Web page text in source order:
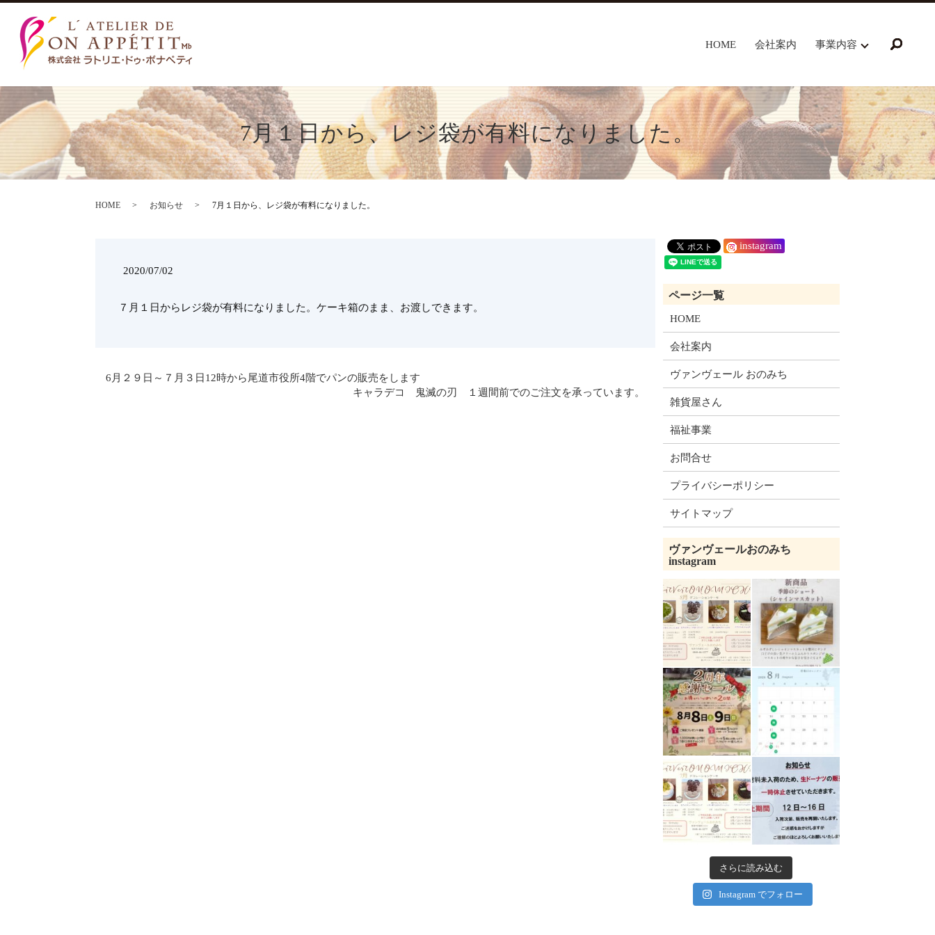
HOME 会社案内 事業内容
7月１日から、レジ袋が有料になりました。
HOME お知らせ 7月１日から、レジ袋が有料になりました。
2020/07/02
７月１日からレジ袋が有料になりました。ケーキ箱のまま、お渡しできます。
6月２９日～７月３日12時から尾道市役所4階でパンの販売をします
キャラデコ 鬼滅の刃 １週間前でのご注文を承っています。
instagram
HOME
会社案内
ヴァンヴェール おのみち
雑貨屋さん
福祉事業
お問合せ
プライバシーポリシー
サイトマップ
さらに読み込む
Instagram でフォロー